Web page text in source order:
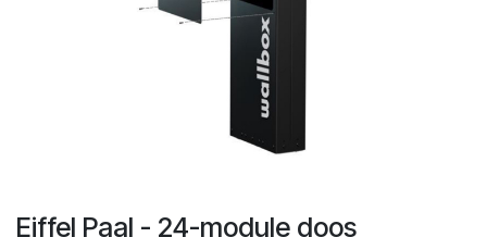
Eiffel Paal - 24-module doos